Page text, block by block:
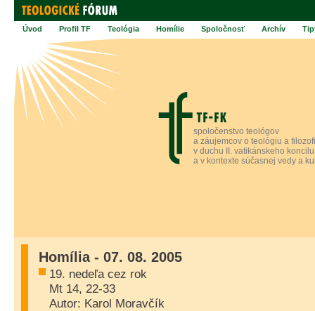
Úvod Profil TF Teológia Homílie Spoločnosť Archív
spoločenstvo teológov
a záujemcov o teológiu a
v duchu II. vatikánskeho koncilu
a v kontexte súčasnej vedy a
Homília - 07. 08. 2005
19. nedeľa cez rok
Mt 14, 22-33
Autor: Karol Moravčík